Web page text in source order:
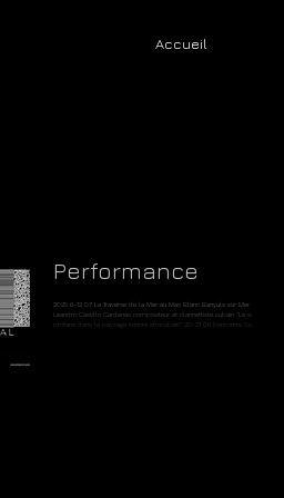
Accueil
Performance
2025 6-12 07 La Traverse de la Mer au Mas Blanc Banyuls sur Mer avec
Leandro Castillo Cardenàs compositeur et clarinettiste cubain "Le sacré et le
profane dans le paysage sonore afrocubain" 20-21 06 Rencontre Sonore